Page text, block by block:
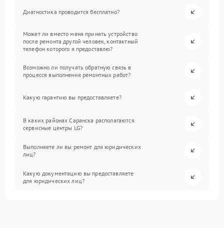
Диагностика проводится бесплатно?
Может ли вместо меня принять устройство
после ремонта другой человек, контактный
телефон которого я предоставлю?
Возможно ли получать обратную связь в
процессе выполнения ремонтных работ?
Какую гарантию вы предоставляете?
В каких районах Саранска располагаются
сервисные центры LG?
Выполняете ли вы ремонт для юридических
лиц?
Какую документацию вы предоставляете
для юридических лиц?